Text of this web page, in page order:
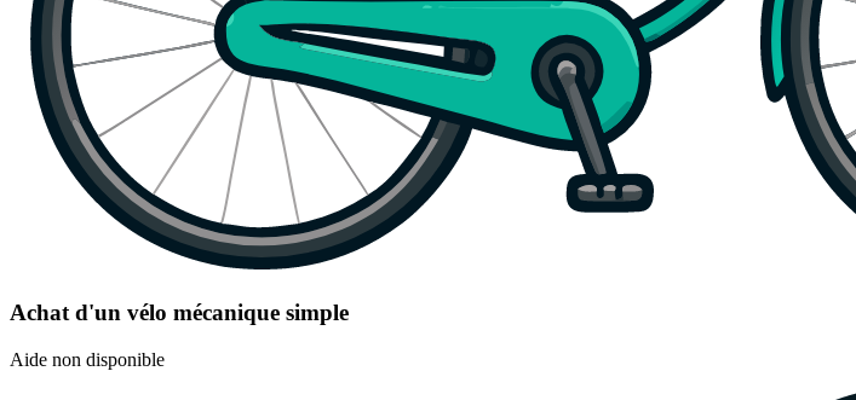
Achat d'un vélo mécanique simple
Aide non disponible